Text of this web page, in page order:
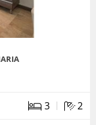
3 | 2